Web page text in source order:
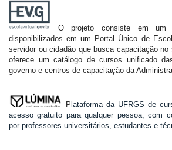
O projeto consiste em um
disponibilizados em um Portal Único de
servidor ou cidadão que busca capacitação no
oferece um catálogo de cursos unificado
governo e centros de capacitação da
P lataforma da UFRGS de
acesso gratuito para qualquer pessoa, com
por professores universitários, estudantes e